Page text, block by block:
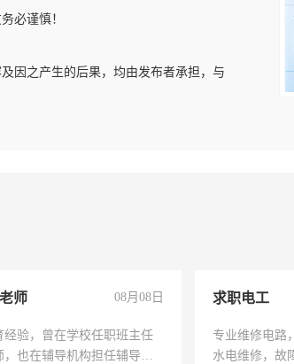
必谨慎！
因之产生的后果，均由发布者承担，与
师 08月08日
经验，曾在学校任职班主任
，也在辅导机构担任辅导教
求职电工
专业维修电路
水电维修，故